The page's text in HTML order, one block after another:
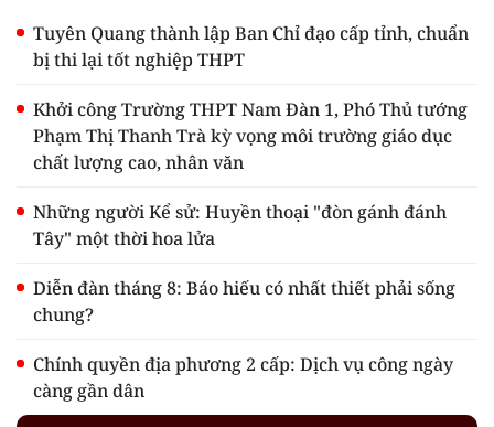
Tuyên Quang thành lập Ban Chỉ đạo cấp tỉnh, chuẩn
bị thi lại tốt nghiệp THPT
Khởi công Trường THPT Nam Đàn 1, Phó Thủ tướng
Phạm Thị Thanh Trà kỳ vọng môi trường giáo dục
chất lượng cao, nhân văn
Những người Kể sử: Huyền thoại "đòn gánh đánh
Tây" một thời hoa lửa
Diễn đàn tháng 8: Báo hiếu có nhất thiết phải sống
chung?
Chính quyền địa phương 2 cấp: Dịch vụ công ngày
càng gần dân